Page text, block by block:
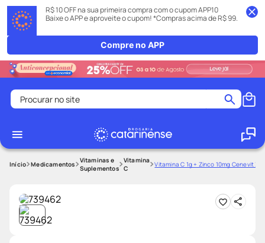
R$ 10 OFF na sua primeira compra com o cupom APP10
Baixe o APP e aproveite o cupom! *Compras acima de R$ 99.
Compre no APP
Procurar no site
1
2 º
medley
4º
protetor solar facial
5º
shampoo
Medicamentos
Vitaminas e
Suplementos
Vitamina
C
Vitamina C 1g + Zinco 10mg Cenevit